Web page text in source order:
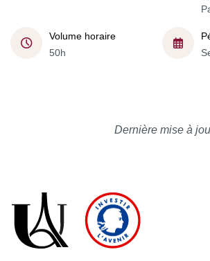
Volume horaire
50h
Dernière mise à